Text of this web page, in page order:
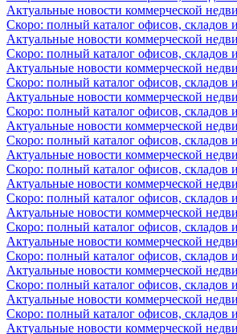
Актуальные новости коммерческой
Скоро: полный каталог офисов, складов
Актуальные новости коммерческой
Скоро: полный каталог офисов, складов
Актуальные новости коммерческой
Скоро: полный каталог офисов, складов
Актуальные новости коммерческой
Скоро: полный каталог офисов, складов
Актуальные новости коммерческой
Скоро: полный каталог офисов, складов
Актуальные новости коммерческой
Скоро: полный каталог офисов, складов
Актуальные новости коммерческой
Скоро: полный каталог офисов, складов
Актуальные новости коммерческой
Скоро: полный каталог офисов, складов
Актуальные новости коммерческой
Скоро: полный каталог офисов, складов
Актуальные новости коммерческой
Скоро: полный каталог офисов, складов
Актуальные новости коммерческой
Скоро: полный каталог офисов, складов
Актуальные новости коммерческой